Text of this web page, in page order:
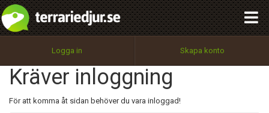
Logga in Skapa konto
Kräver inloggning
För att komma åt sidan behöver du vara inloggad!
Utför
100%
OK
integritetspolicy
Namn:
Epost:
Begär nytt lösenord
Tillbaka till förstasidan